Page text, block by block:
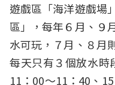
遊戲區「海洋遊戲場
區」，每年６月、９
水可玩，７月、８月
每天只有３個放水時
11：00～11：40、